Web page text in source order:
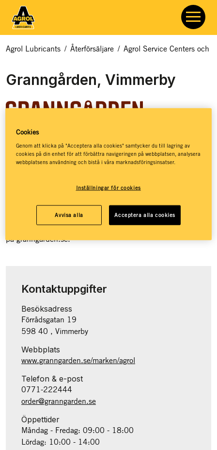
Agrol Lubricants / Återförsäljare / Agrol Service Centers och
Granngården, Vimmerby
Granngården hjälper dig med allt som rör odling, djur och
natur. Hos Granngården hittar du ett basutbud av
jordnära liv. Granngården har stöttat drömmar sedan 1880,
då de öppnade sin första lilla gårdshandel på den
småländska landsbygden. Idag, mer än 140 år senare, har
Granngården över 100 butiker runt om i landet och e-handel
på granngården.se.
Kontaktuppgifter
Besöksadress
Förrådsgatan 19
598 40 , Vimmerby
Webbplats
www.granngarden.se/marken/agrol
Telefon & e-post
0771-222444
order@granngarden.se
Öppettider
Måndag - Fredag: 09:00 - 18:00
Lördag: 10:00 - 14:00
Cookies
Genom att klicka på "Acceptera alla cookies" samtycker du till lagring av
cookies på din enhet för att förbättra navigeringen på webbplatsen, analysera
webbplatsens användning och bistå i våra marknadsföringsinsatser.
Inställningar för cookies
Avvisa alla Acceptera alla cookies